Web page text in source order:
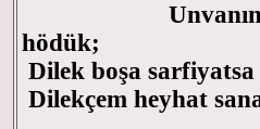
hödük;
Dilek boşa sarfiyatsa
Dilekçem heyhat